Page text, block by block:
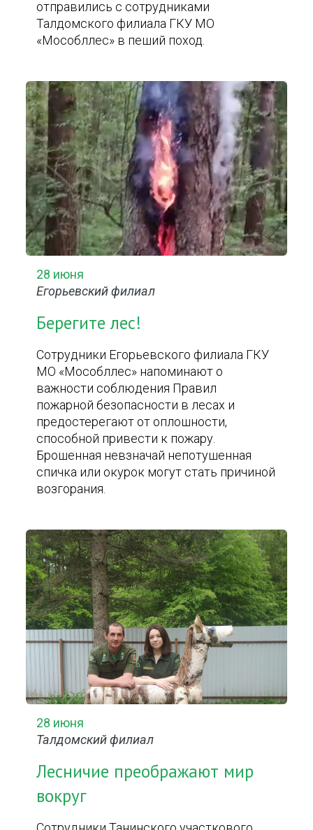
отправились с сотрудниками
Талдомского филиала ГКУ МО
«Мособллес» в пеший поход.
28 июня
Егорьевский филиал
Берегите лес!
Сотрудники Егорьевского филиала ГКУ
МО «Мособллес» напоминают о
важности соблюдения Правил
пожарной безопасности в лесах и
предостерегают от оплошности,
способной привести к пожару.
Брошенная невзначай непотушенная
спичка или окурок могут стать причиной
возгорания.
28 июня
Талдомский филиал
Лесничие преображают мир
вокруг